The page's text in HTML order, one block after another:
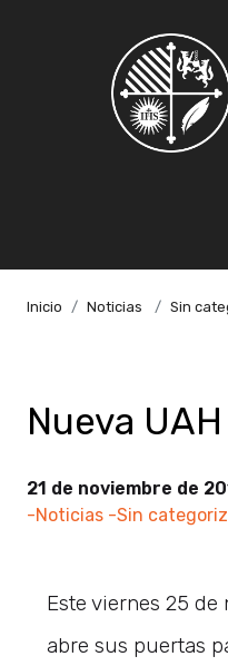
Inicio Noticias Sin
Nueva
21 de noviembre de
-Noticias -Sin
Este viernes 25 de
abre sus puertas